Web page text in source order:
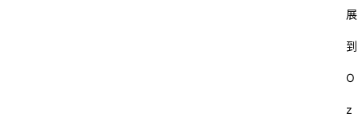
展
到
O
z